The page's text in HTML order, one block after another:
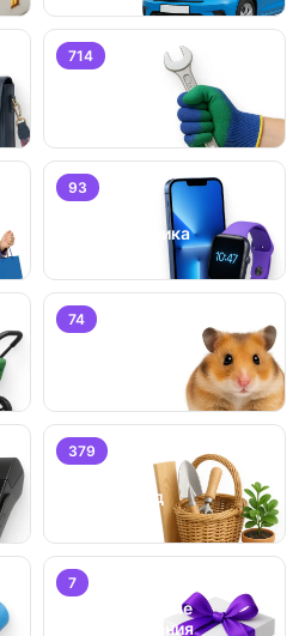
714
93
Электроника
74
379
Дом и сад
7
Специальные
предложения